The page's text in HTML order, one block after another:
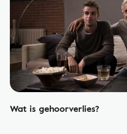
Wat is gehoorverlies?